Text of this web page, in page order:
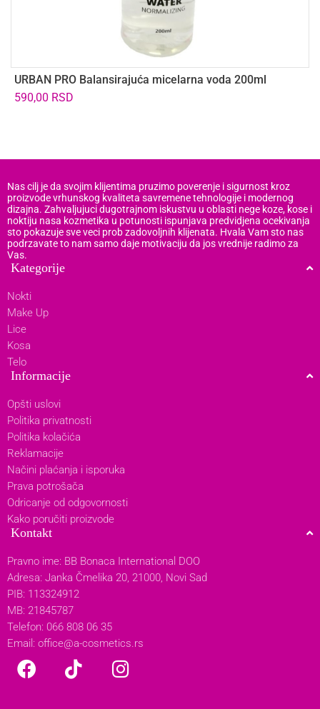
URBAN PRO Balansirajuća micelarna voda 200ml
590,00 RSD
Nas cilj je da svojim klijentima pruzimo poverenje i sigurnost kroz
proizvode vrhunskog kvaliteta savremene tehnologije i modernog
dizajna. Zahvaljujuci dugotrajnom iskustvu u oblasti nege koze, kose i
noktiju nasa kozmetika u potunosti ispunjava predvidjena ocekivanja
sto pokazuje sve veci prob zadovoljnih klijenata. Hvala Vam sto nas
podrzavate to nam samo daje motivaciju da jos vrednije radimo za
Vas.
Kategorije
Nokti
Make Up
Lice
Kosa
Telo
Informacije
Opšti uslovi
Politika privatnosti
Politika kolačića
Reklamacije
Načini plaćanja i isporuka
Prava potrošača
Odricanje od odgovornosti
Kako poručiti proizvode
Kontakt
Pravno ime: BB Bonaca International DOO
Adresa: Janka Čmelika 20, 21000, Novi Sad
PIB: 113324912
MB: 21845787
Telefon: 066 808 06 35
Email: office@a-cosmetics.rs